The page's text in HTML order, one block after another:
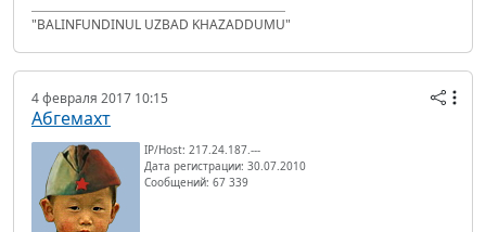
"BALINFUNDINUL UZBAD KHAZADDUMU"
4 февраля 2017 10:15
Абгемахт
IP/Host: 217.24.187.---
Дата регистрации: 30.07.2010
Сообщений: 67 339